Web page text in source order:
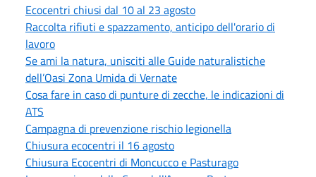
Ecocentri chiusi dal 10 al 23 agosto
Raccolta rifiuti e spazzamento, anticipo dell'orario di
lavoro
Se ami la natura, unisciti alle Guide naturalistiche
dell’Oasi Zona Umida di Vernate
Cosa fare in caso di punture di zecche, le indicazioni di
ATS
Campagna di prevenzione rischio legionella
Chiusura ecocentri il 16 agosto
Chiusura Ecocentri di Moncucco e Pasturago